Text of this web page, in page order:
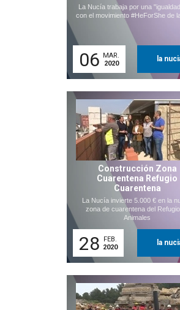
La Nucía trabaja por una
con el movimiento #HeForShe de
06 MAR.
2020
la
Construcción Zona
Cuarentena Refugio
Cuarentena
La Nucía invierte 5.000 € en la
zona de cuarentena del
Animales
28
FEB.
2020
la